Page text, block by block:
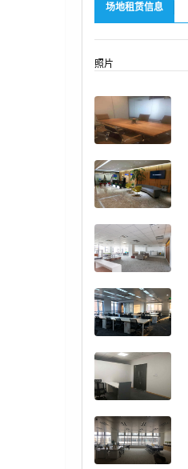
场地租赁信息
照片